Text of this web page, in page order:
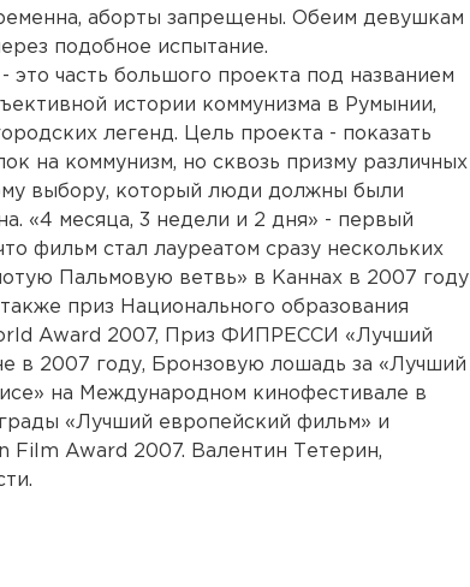
аборты запрещены. Обеим девушкам
подобное испытание.
это часть большого проекта под названием
истории коммунизма в Румынии,
легенд. Цель проекта - показать
на коммунизм, но сквозь призму различных
выбору, который люди должны были
«4 месяца, 3 недели и 2 дня» - первый
фильм стал лауреатом сразу нескольких
Пальмовую ветвь» в Каннах в 2007 году
приз Национального образования
Award 2007, Приз ФИПРЕССИ «Лучший
в 2007 году, Бронзовую лошадь за «Лучший
на Международном кинофестивале в
«Лучший европейский фильм» и
Film Award 2007. Валентин Тетерин,